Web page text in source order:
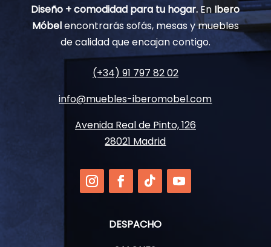
Diseño + comodidad para tu hogar. EnIbero
Móbelencontrarás sofás, mesas y muebles
de calidad que encajan contigo.
(+34) 91 797 82 02
info@muebles-iberomobel.com
Avenida Real de Pinto, 126
28021 Madrid
DESPACHO